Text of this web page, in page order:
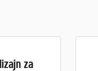
za